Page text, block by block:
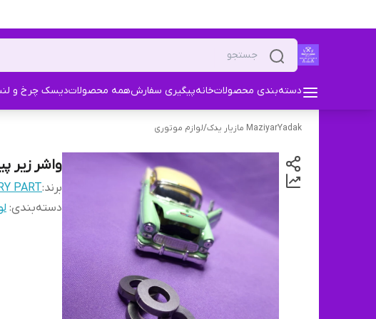
دسته‌بندی محصولاتخانهپیگیری سفارشهمه محصولاتدیسک چرخ و
MaziyarYadak مازیار یدک /لوازم موتوری
واشر زیر
برند:PART
دسته‌بندی: